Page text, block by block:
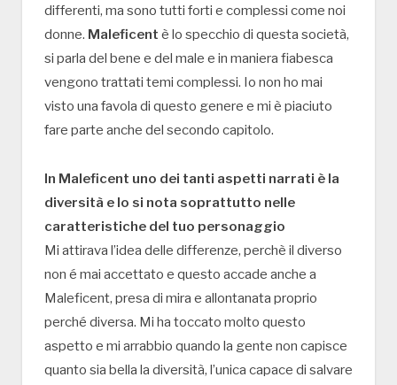
differenti, ma sono tutti forti e complessi come noi
donne. Maleficent è lo specchio di questa società,
si parla del bene e del male e in maniera fiabesca
vengono trattati temi complessi. Io non ho mai
visto una favola di questo genere e mi è piaciuto
fare parte anche del secondo capitolo.
In Maleficent uno dei tanti aspetti narrati è la
diversità e lo si nota soprattutto nelle
caratteristiche del tuo personaggio
Mi attirava l’idea delle differenze, perchè il diverso
non é mai accettato e questo accade anche a
Maleficent, presa di mira e allontanata proprio
perché diversa. Mi ha toccato molto questo
aspetto e mi arrabbio quando la gente non capisce
quanto sia bella la diversità, l’unica capace di salvare